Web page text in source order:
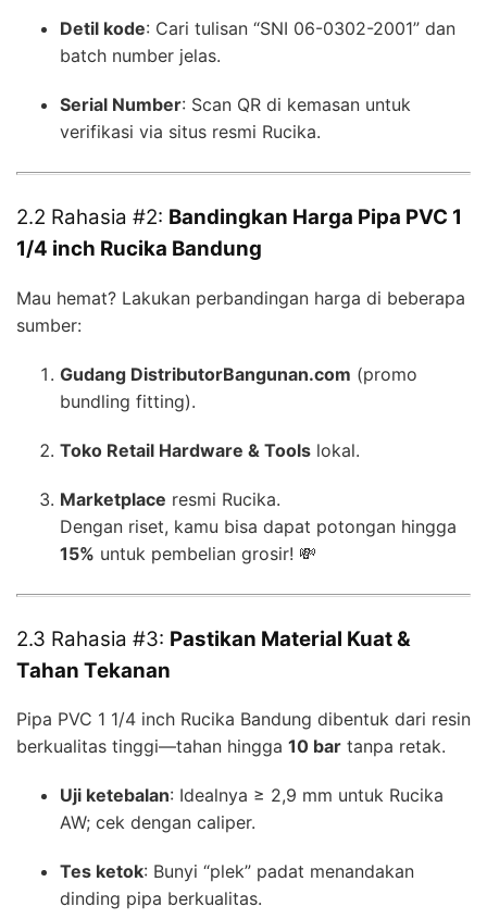
Detil kode: Cari tulisan “SNI 06-0302-2001” dan
batch number jelas.
Serial Number: Scan QR di kemasan untuk
verifikasi via situs resmi Rucika.
2.2 Rahasia #2: Bandingkan Harga Pipa PVC 1
1/4 inch Rucika Bandung
Mau hemat? Lakukan perbandingan harga di beberapa
sumber:
Gudang DistributorBangunan.com (promo
bundling fitting).
Toko Retail Hardware & Tools lokal.
Marketplace resmi Rucika.
Dengan riset, kamu bisa dapat potongan hingga
15% untuk pembelian grosir! 💸
2.3 Rahasia #3: Pastikan Material Kuat &
Tahan Tekanan
Pipa PVC 1 1/4 inch Rucika Bandung dibentuk dari resin
berkualitas tinggi—tahan hingga 10 bar tanpa retak.
Uji ketebalan: Idealnya ≥ 2,9 mm untuk Rucika
AW; cek dengan caliper.
Tes ketok: Bunyi “plek” padat menandakan
dinding pipa berkualitas.